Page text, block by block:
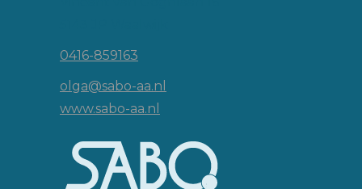
0416-859163
olga@sabo-aa.nl
www.sabo-aa.nl